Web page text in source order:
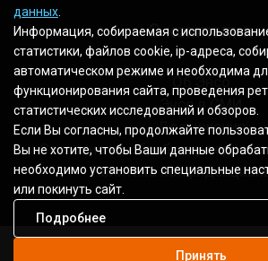
О компании
Об Энсо
Энсо в СМИ
Достижения
Согласие на обработку
Политика
2003 - 2026 © Все права
данных
Информация, собираемая с
статистики, файлов cookie, ip-адреса,
автоматическом режиме и необходима
функционирования сайта, проведения
статистических исследований и обзоров.
Если Вы согласны, продолжайте
Вы не хотите, чтобы Ваши данные
необходимо установить специальные
или покинуть сайт.
Подробнее
Принять